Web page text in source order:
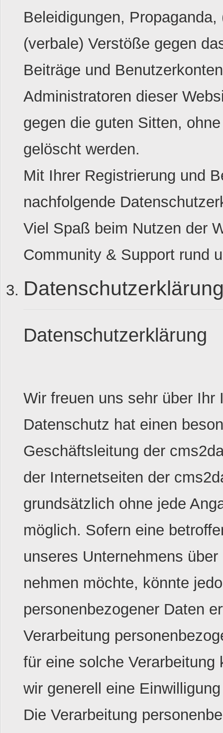
Beleidigungen,
(verbale) Verstöße gegen
Beiträge und
Administratoren dieser
gegen die guten Sitten,
gelöscht werden.
Mit Ihrer Registrierung und
nachfolgende
Viel Spaß beim Nutzen der
Community & Support rund
Datenschutzerklärung
Wir freuen uns sehr über Ihr
Datenschutz hat einen
Geschäftsleitung der
der Internetseiten der
grundsätzlich ohne jede
möglich. Sofern eine
unseres Unternehmens
nehmen möchte, könnte
personenbezogener Daten
Verarbeitung
für eine solche
wir generell eine
Die Verarbeitung